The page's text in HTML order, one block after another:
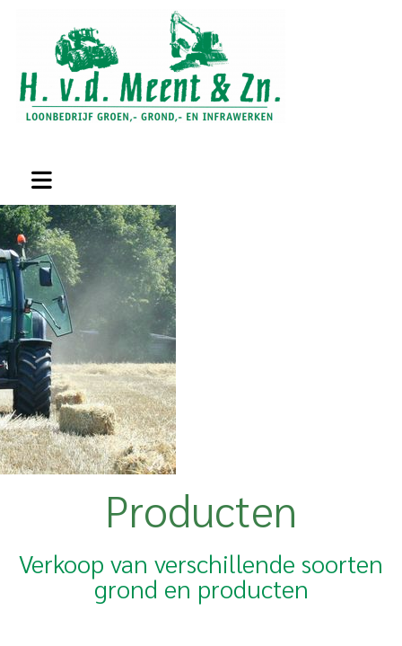
Producten
Verkoop van verschillende soorten
grond en producten